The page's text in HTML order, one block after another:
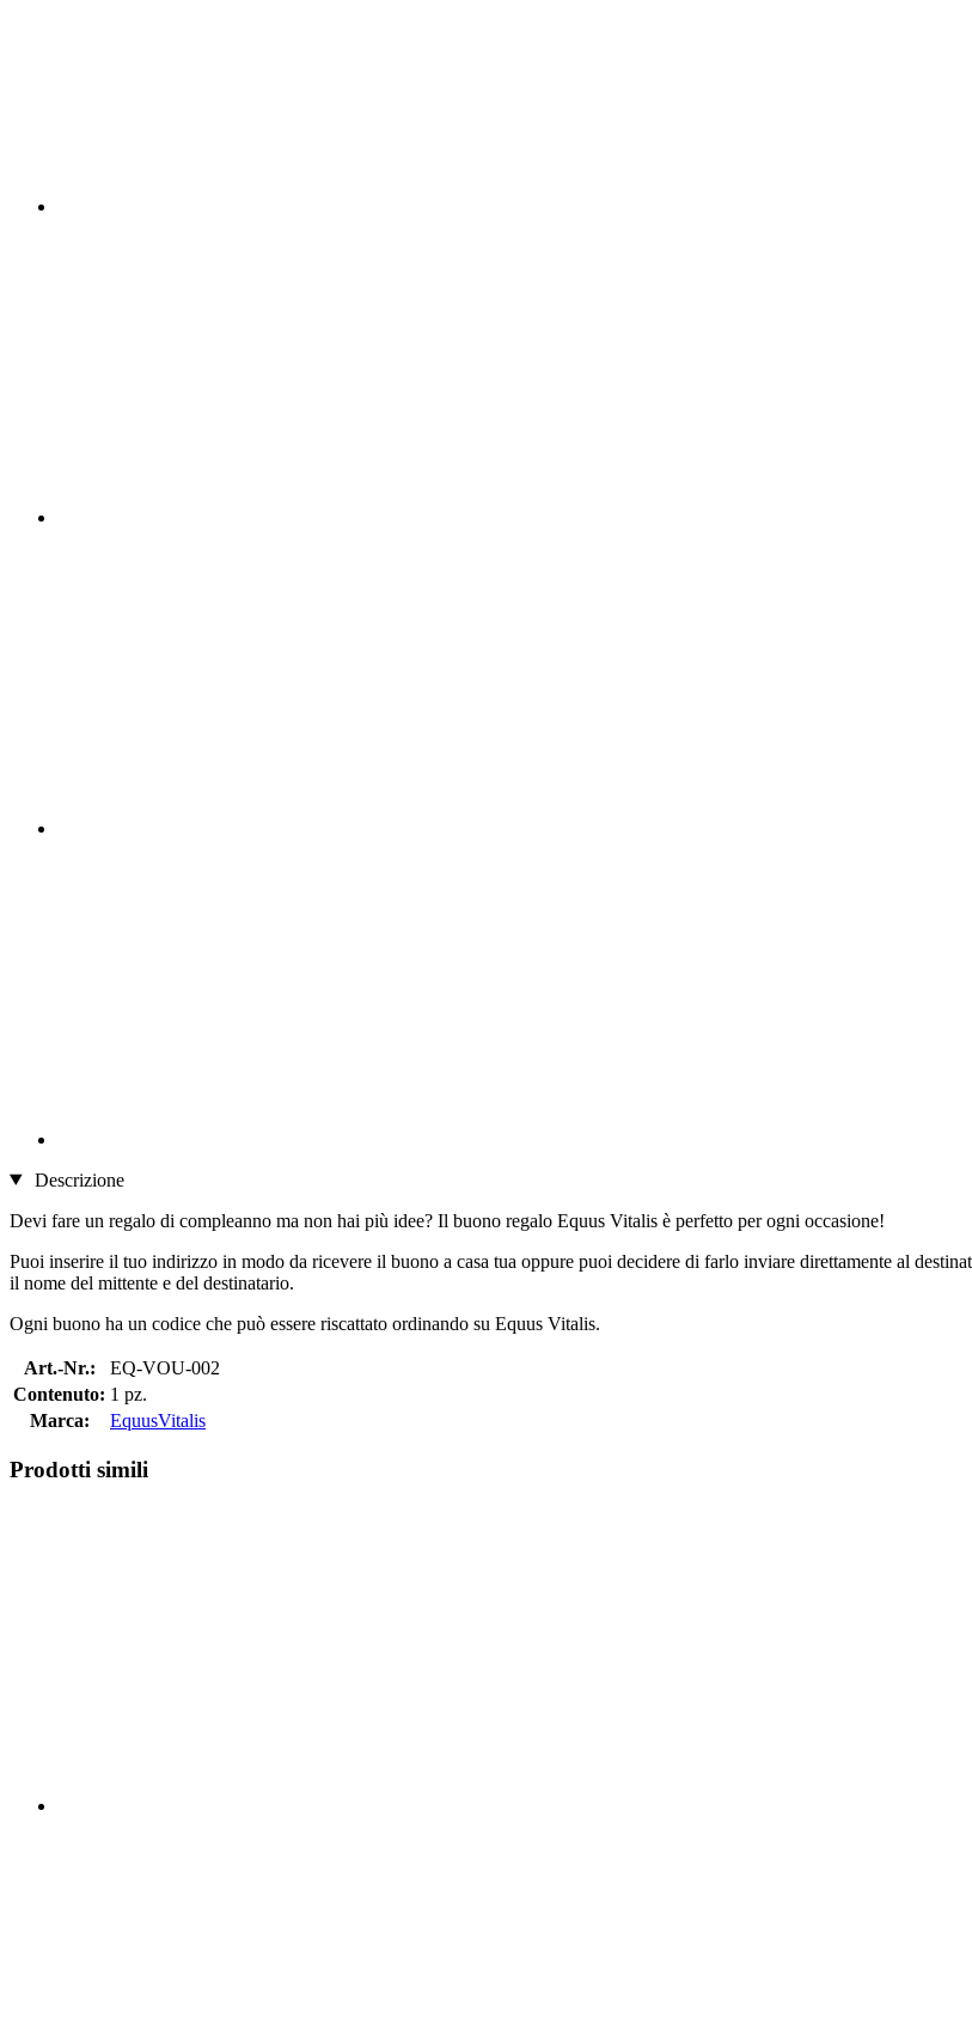
Descrizione
Devi fare un regalo di compleanno ma non hai più idee? Il buono regalo Equus Vitalis è perfetto per ogni occasione!
Puoi inserire il tuo indirizzo in modo da ricevere il buono a casa tua oppure puoi decidere di farlo inviare direttamente al
il nome del mittente e del destinatario.
Ogni buono ha un codice che può essere riscattato ordinando su Equus Vitalis.
Art.-Nr.:
EQ-VOU-002
Contenuto: 1 pz.
Marca:
EquusVitalis
Prodotti simili